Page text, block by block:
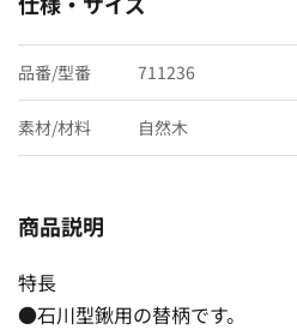
品番/型番 711236
素材/材料 自然木
商品説明
特長
●石川型鍬用の替柄です。